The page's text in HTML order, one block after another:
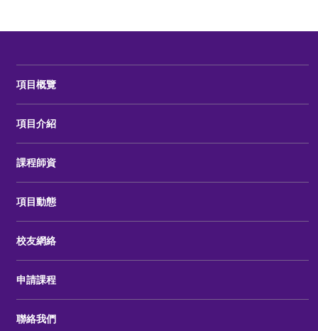
項目概覽
項目介紹
課程師資
項目動態
校友網絡
申請課程
聯絡我們